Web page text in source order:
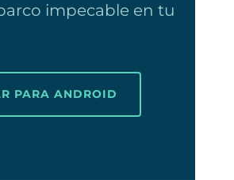
impecable en tu
PARA ANDROID